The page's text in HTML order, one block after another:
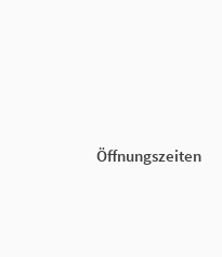
Öffnungszeiten